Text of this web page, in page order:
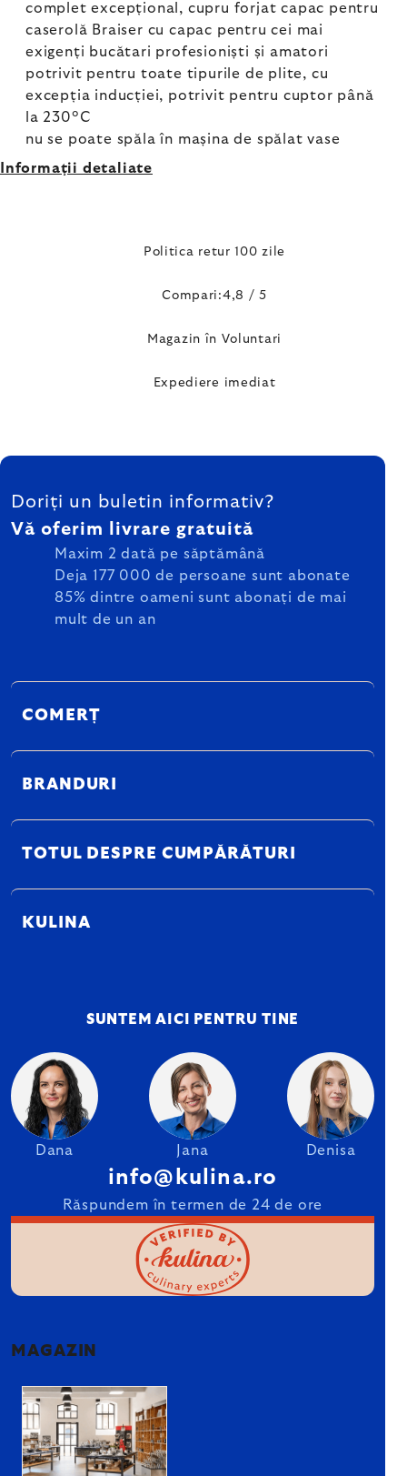
complet excepțional, cupru forjat capac pentru
caserolă Braiser cu capac pentru cei mai
exigenți bucătari profesioniști și amatori
potrivit pentru toate tipurile de plite, cu
excepția inducției, potrivit pentru cuptor până
la 230°C
nu se poate spăla în mașina de spălat vase
Informaţii detaliate
Politica retur 100 zile
Compari:4,8 / 5
Magazin în Voluntari
Expediere imediat
SUBSOL
Doriți un buletin informativ?
Vă oferim livrare gratuită
Maxim 2 dată pe săptămână
Deja 177 000 de persoane sunt abonate
85% dintre oameni sunt abonați de mai
mult de un an
COMERȚ
BRANDURI
TOTUL DESPRE CUMPĂRĂTURI
KULINA
SUNTEM AICI PENTRU TINE
Dana Jana Denisa
info@kulina.ro
Răspundem în termen de 24 de ore
MAGAZIN